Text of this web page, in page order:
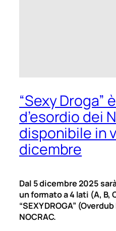
“Sexy Droga”
d’esordio dei
disponibile in
dicembre
Dal 5 dicembre 2025
un formato a 4 lati (A, B,
“SEXY DROGA”
NOCRAC.